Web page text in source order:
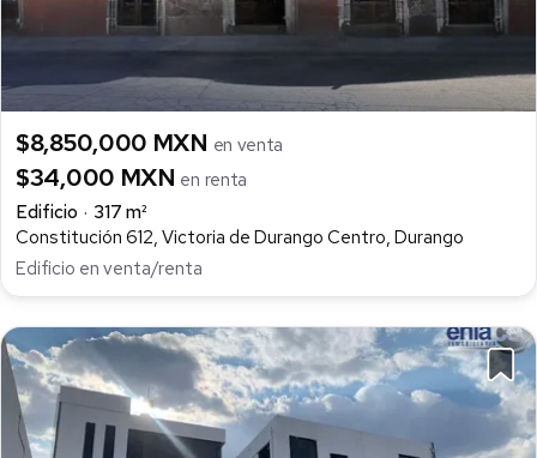
$8,850,000 MXN en venta
$34,000 MXN en renta
Edificio
317 m²
Constitución 612, Victoria de Durango Centro, Durango
Edificio en venta/renta